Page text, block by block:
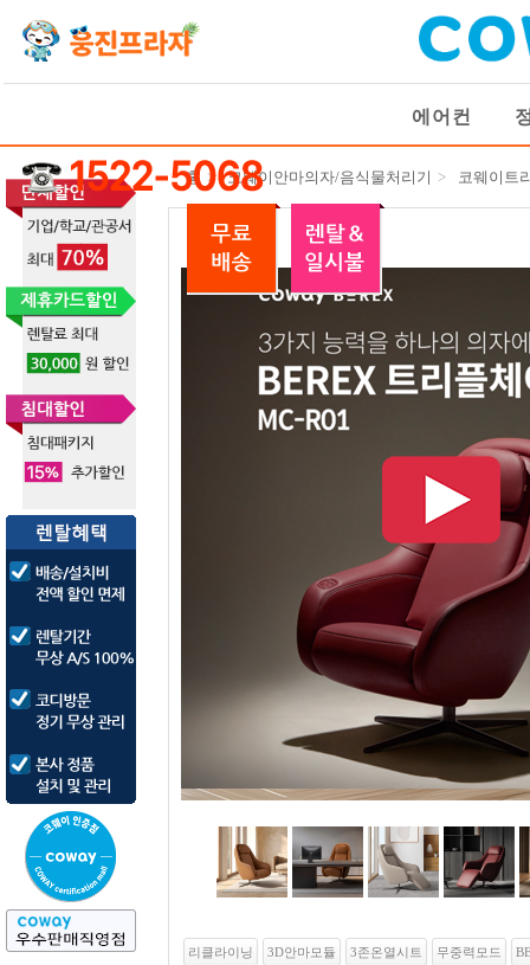
에어컨
홈 > 코웨이안마의자/음식물처리기 > 코웨이트
리클라이닝 3D안마모듈 3존온열시트 무중력모드